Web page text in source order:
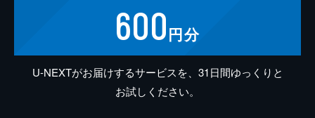
600円分
U-NEXTがお届けするサービスを、31日間ゆっくりと
お試しください。